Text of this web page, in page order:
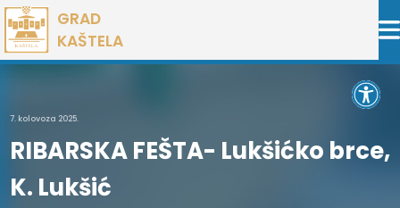
Preskoči
na
sadržaj
GRAD
KAŠTELA
7. kolovoza 2025.
RIBARSKA FEŠTA- Lukšićko brce,
K. Lukšić